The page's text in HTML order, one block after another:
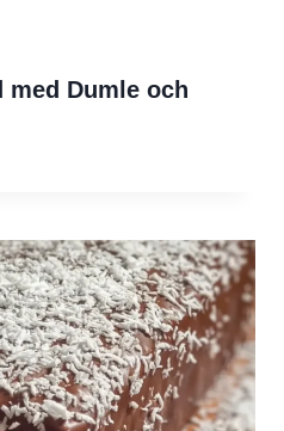
med Dumle och